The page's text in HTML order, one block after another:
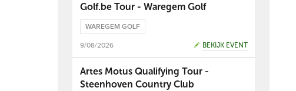
Golf.be Tour - Waregem Golf
WAREGEM GOLF
9/08/2026 BEKIJK EVENT
Artes Motus Qualifying Tour -
Steenhoven Country Club